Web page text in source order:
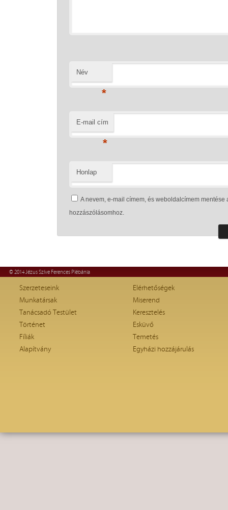
Név
*
E-mail cím
*
Honlap
A nevem, e-mail címem, és weboldalcímem
hozzászólásomhoz.
© 2014 Jézus Szíve Ferences Plébánia
Szerzeteseink
Munkatársak
Tanácsadó Testület
Történet
Fíliák
Alapítvány
Elérhetőségek
Miserend
Keresztelés
Esküvő
Temetés
Egyházi hozzájárulás